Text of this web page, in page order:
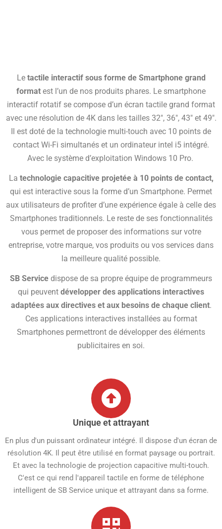
Le tactile interactif sous forme de Smartphone grand
format est l’un de nos produits phares. Le smartphone
interactif rotatif se compose d’un écran tactile grand format
avec une résolution de 4K dans les tailles 32″, 36″, 43″ et 49″.
Il est doté de la technologie multi-touch avec 10 points de
contact Wi-Fi simultanés et un ordinateur intel i5 intégré.
Avec le système d’exploitation Windows 10 Pro.
La technologie capacitive projetée à 10 points de contact,
qui est interactive sous la forme d’un Smartphone. Permet
aux utilisateurs de profiter d’une expérience égale à celle des
Smartphones traditionnels. Le reste de ses fonctionnalités
vous permet de proposer des informations sur votre
entreprise, votre marque, vos produits ou vos services dans
la meilleure qualité possible.
SB Service dispose de sa propre équipe de programmeurs
qui peuvent développer des applications interactives
adaptées aux directives et aux besoins de chaque client.
Ces applications interactives installées au format
Smartphones permettront de développer des éléments
publicitaires en soi.
Unique et attrayant
En plus d'un puissant ordinateur intégré. Il dispose d'un écran de
résolution 4K. Il peut être utilisé en format paysage ou portrait.
Et avec la technologie de projection capacitive multi-touch.
C'est ce qui rend l'appareil tactile en forme de téléphone
intelligent de SB Service unique et attrayant dans sa forme.